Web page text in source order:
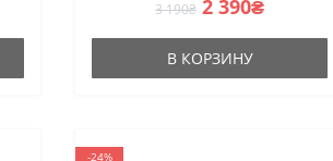
3 190₴ 2 390₴
В КОРЗИНУ
-24%